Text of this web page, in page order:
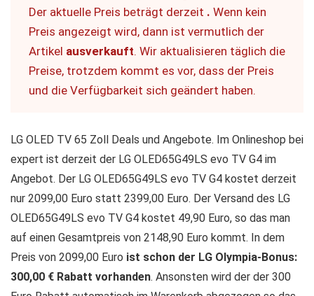
Der aktuelle Preis beträgt derzeit . Wenn kein
Preis angezeigt wird, dann ist vermutlich der
Artikel ausverkauft. Wir aktualisieren täglich die
Preise, trotzdem kommt es vor, dass der Preis
und die Verfügbarkeit sich geändert haben.
LG OLED TV 65 Zoll Deals und Angebote. Im Onlineshop bei
expert ist derzeit der LG OLED65G49LS evo TV G4 im
Angebot. Der LG OLED65G49LS evo TV G4 kostet derzeit
nur 2099,00 Euro statt 2399,00 Euro. Der Versand des LG
OLED65G49LS evo TV G4 kostet 49,90 Euro, so das man
auf einen Gesamtpreis von 2148,90 Euro kommt. In dem
Preis von 2099,00 Euro ist schon der LG Olympia-Bonus:
300,00 € Rabatt vorhanden. Ansonsten wird der der 300